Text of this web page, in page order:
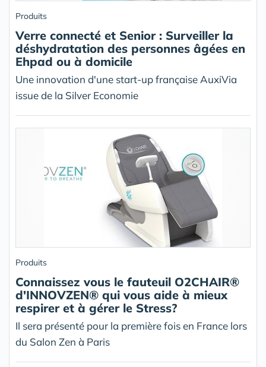
Produits
Verre connecté et Senior : Surveiller la
déshydratation des personnes âgées en
Ehpad ou à domicile
Une innovation d'une start-up française AuxiVia
issue de la Silver Economie
Produits
Connaissez vous le fauteuil O2CHAIR®
d'INNOVZEN® qui vous aide à mieux
respirer et à gérer le Stress?
Il sera présenté pour la première fois en France lors
du Salon Zen à Paris